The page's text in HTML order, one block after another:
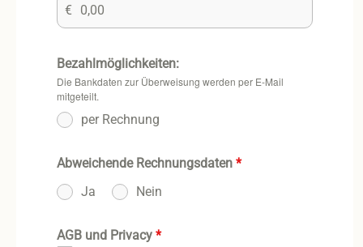
€
Bezahlmöglichkeiten:
Die Bankdaten zur Überweisung werden per E-Mail
mitgeteilt.
per Rechnung
Abweichende Rechnungsdaten*
Ja
Nein
AGB und Privacy*